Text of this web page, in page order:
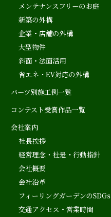
メンテナンスフリーのお庭
新築の外構
企業・店舗の外構
大型物件
斜面・法面活用
省エネ・EV対応の外構
パーツ別施工例一覧
コンテスト受賞作品一覧
会社案内
社長挨拶
経営理念・社是・行動指針
会社概要
会社沿革
フィーリングガーデンのSDGs
交通アクセス・営業時間